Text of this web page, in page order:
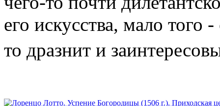
его искусства, мало того
то дразнит и